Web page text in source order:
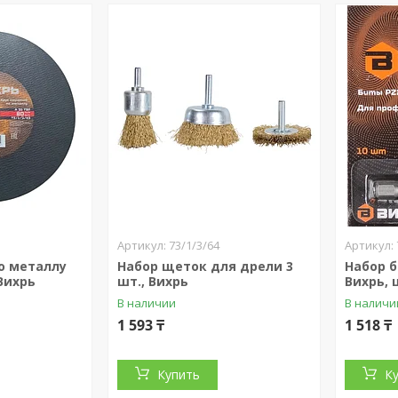
металлу
73/1/3/64
Набор щеток для дрели 3
шт., Вихрь
В наличии
1 593 ₸
Купить
Набор
Вихрь,
В
1 518 ₸